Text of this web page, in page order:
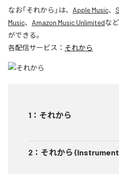
なお「それから 」は、 Apple Music、
Music、 Amazon Music Unlimitedな
ができる。
各配信サービス： それから
1 ： それから
2 ： それから